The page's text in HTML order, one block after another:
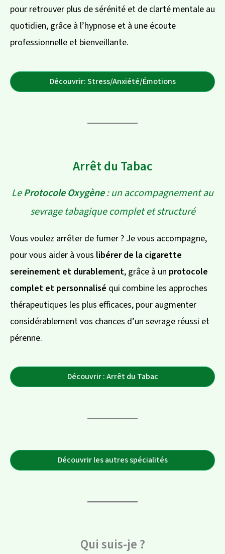
pour retrouver plus de sérénité et de clarté mentale au
quotidien, grâce à l’hypnose et à une écoute
professionnelle et bienveillante.
Découvrir: Stress/Anxiété/Émotions
Arrêt du Tabac
LeProtocole Oxygène: un accompagnement au
sevrage tabagique complet et structuré
Vous voulez arrêter de fumer ? Je vous accompagne,
pour vous aider à vous libérer de la cigarette
sereinement et durablement, grâce à un protocole
complet et personnalisé qui combine les approches
thérapeutiques les plus efficaces, pour augmenter
considérablement vos chances d’un sevrage réussi et
pérenne.
Découvrir : Arrêt du Tabac
Découvrir les autres spécialités
Qui suis-je ?